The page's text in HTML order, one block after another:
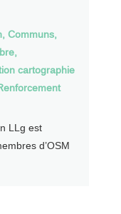
, Communs,
,
cartographie
LLg est
d’OSM